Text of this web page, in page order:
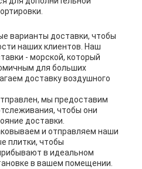
варианты доставки, чтобы
наших клиентов. Наш
- морской, который
для больших
доставку воздушного
мы предоставим
чтобы они
доставки.
и отправляем наши
плитки, чтобы
в идеальном
в вашем помещении.